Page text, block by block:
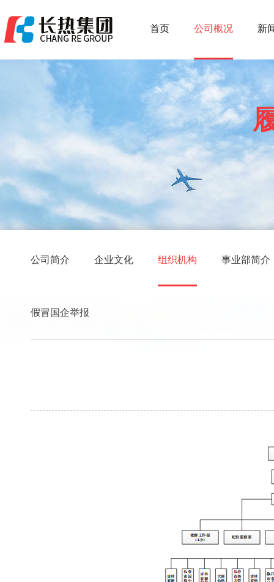
首页 公司概况 新
公司简介 企业文化 组织机构 事业部简介
假冒国企举报